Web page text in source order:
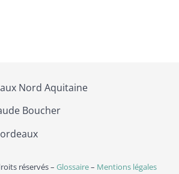
Nord Aquitaine
Boucher
réservés – Glossaire– Mentions légales